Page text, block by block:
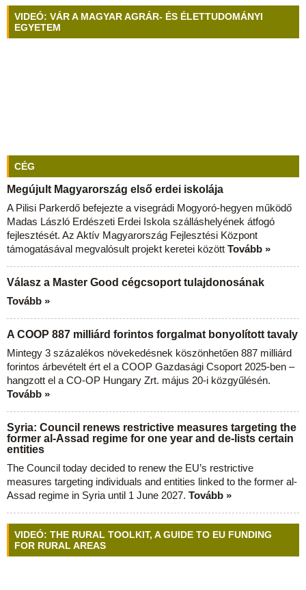
VIDEÓ: VÁR A MAGYAR AGRÁR- ÉS ÉLETTUDOMÁNYI
EGYETEM
CÉG
Megújult Magyarország első erdei iskolája
A Pilisi Parkerdő befejezte a visegrádi Mogyoró-hegyen működő
Madas László Erdészeti Erdei Iskola szálláshelyének átfogó
fejlesztését. Az Aktív Magyarország Fejlesztési Központ
támogatásával megvalósult projekt keretei között Tovább »
Válasz a Master Good cégcsoport tulajdonosának
Tovább »
A COOP 887 milliárd forintos forgalmat bonyolított tavaly
Mintegy 3 százalékos növekedésnek köszönhetően 887 milliárd
forintos árbevételt ért el a COOP Gazdasági Csoport 2025-ben –
hangzott el a CO-OP Hungary Zrt. május 20-i közgyűlésén.
Tovább »
Syria: Council renews restrictive measures targeting the
former al-Assad regime for one year and de-lists certain
entities
The Council today decided to renew the EU’s restrictive
measures targeting individuals and entities linked to the former al-
Assad regime in Syria until 1 June 2027. Tovább »
VIDEÓ: THE RURAL TOOLKIT, A GUIDE TO EU FUNDING
FOR RURAL AREAS